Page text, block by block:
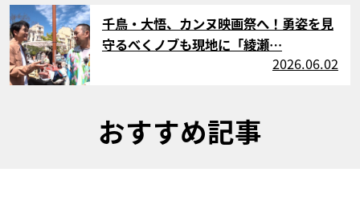
サムネイル
千鳥・大悟、カンヌ映画祭へ！勇姿を見
守るべくノブも現地に「綾瀬…
2026.06.02
おすすめ記事